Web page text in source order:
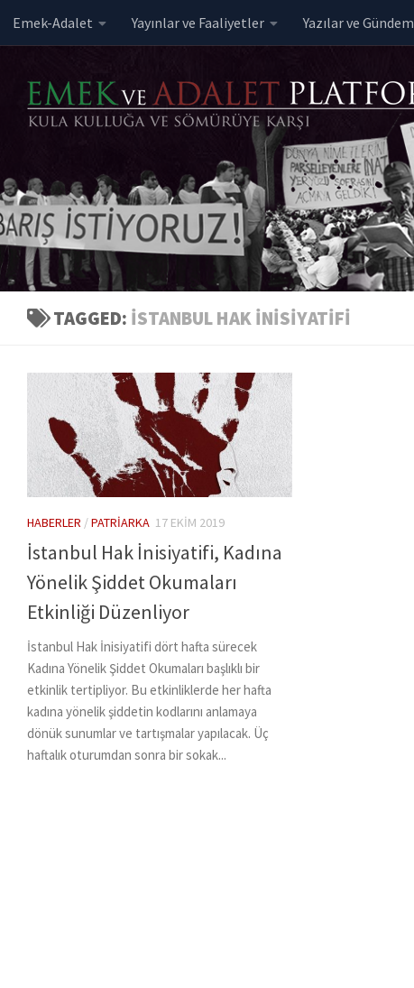
Skip to content
Emek-Adalet Yayınlar ve Faaliyetler Yazılar ve Gündem
TAGGED: ISTANBUL HAK INISIYATIFI
HABERLER /PATRIARKA 17 EKIM 2019
İstanbul Hak İnisiyatifi, Kadına
Yönelik Şiddet Okumaları
Etkinliği Düzenliyor
İstanbul Hak İnisiyatifi dört hafta sürecek
Kadına Yönelik Şiddet Okumaları başlıklı bir
etkinlik tertipliyor. Bu etkinliklerde her hafta
kadına yönelik şiddetin kodlarını anlamaya
dönük sunumlar ve tartışmalar yapılacak. Üç
haftalık oturumdan sonra bir sokak...